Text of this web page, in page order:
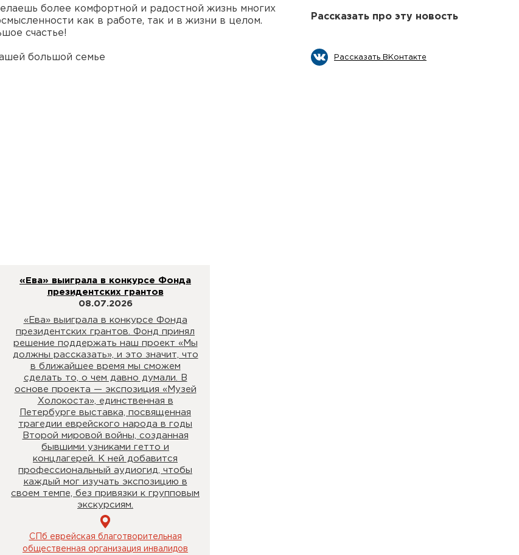
более комфортной и радостной жизнь многих
как в работе, так и в жизни в целом.
счастье!
большой семье
«Ева» выиграла в конкурсе Фонда
президентских грантов
08.07.2026
«Ева» выиграла в конкурсе Фонда
президентских грантов. Фонд принял
решение поддержать наш проект «Мы
должны рассказать», и это значит, что
в ближайшее время мы сможем
сделать то, о чем давно думали. В
основе проекта — экспозиция «Музей
Холокоста», единственная в
Петербурге выставка, посвященная
трагедии еврейского народа в годы
Второй мировой войны, созданная
бывшими узниками гетто и
концлагерей. К ней добавится
профессиональный аудиогид, чтобы
каждый мог изучать экспозицию в
своем темпе, без привязки к групповым
экскурсиям.
СПб еврейская благотворительная
общественная организация инвалидов
Рассказать про эту новость
Рассказать ВКонтакте